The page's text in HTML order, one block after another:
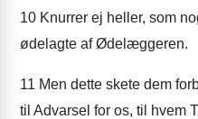
10 Knurrer ej heller, som
ødelagte af Ødelæggeren.
11 Men dette skete dem
til Advarsel for os, til hvem